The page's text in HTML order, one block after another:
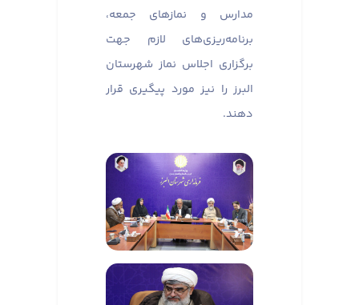
مدارس و نماز‌های جمعه،
برنامه‌ریزی‌های لازم جهت
برگزاری اجلاس نماز شهرستان
البرز را نیز مورد پیگیری قرار
دهند.